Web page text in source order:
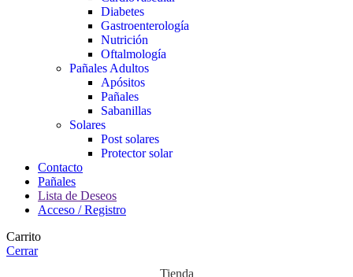
Diabetes
Gastroenterología
Nutrición
Oftalmología
Pañales Adultos
Apósitos
Pañales
Sabanillas
Solares
Post solares
Protector solar
Contacto
Pañales
Lista de Deseos
Acceso / Registro
Carrito
Cerrar
Tienda